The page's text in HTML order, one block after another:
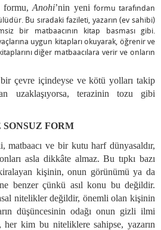
formu,Anohi’nin yeni formu tarafından
Bu sıradaki fazileti, yazarın (ev sahibi)
bir matbaacının kitap basması gibi.
uygun kitapları okuyarak, öğrenir ve
diğer matbaacılara verir ve onların
çevre içindeyse ve kötü yolları takip
uzaklaşıyorsa, terazinin tozu gibi
FORM
matbaacı ve bir kutu harf dünyasaldır,
asla dikkâte almaz. Bu tıpkı bazı
kişinin, onun görünümü ya da
benzer çünkü asıl konu bu değildir.
nitelikler değildir, önemli olan kişinin
düşüncesinin odağı onun gizli ilmi
kim bu niteliklere sahipse, yazarın